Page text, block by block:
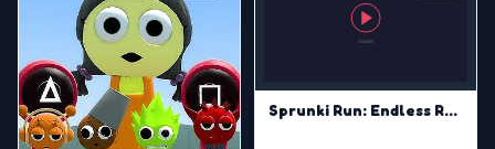
Sprunki Run: Endless Racing